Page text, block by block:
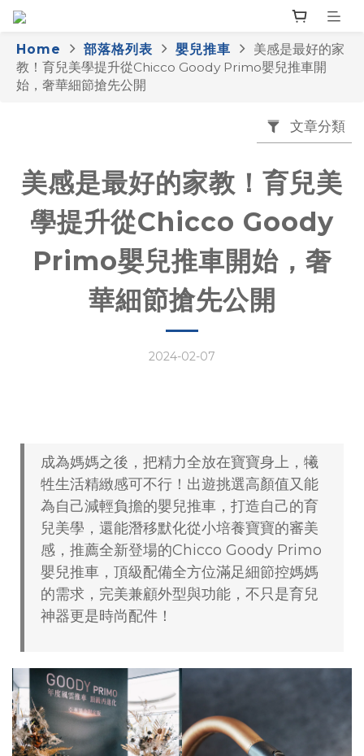
Home 部落格列表 嬰兒推車
美感是最好的家
教！育兒美學提升從Chicco Goody Primo嬰兒推車開
始，奢華細節搶先公開
文章分類
美感是最好的家教！育兒美
學提升從Chicco Goody
Primo嬰兒推車開始，奢
華細節搶先公開
2024-02-07
成為媽媽之後，把精力全放在寶寶身上，犧
牲生活精緻感可不行！出遊挑選高顏值又能
為自己減輕負擔的嬰兒推車，打造自己的育
兒美學，還能潛移默化從小培養寶寶的審美
感，推薦全新登場的Chicco Goody Primo
嬰兒推車，頂級配備全方位滿足細節控媽媽
的需求，完美兼顧外型與功能，不只是育兒
神器更是時尚配件！